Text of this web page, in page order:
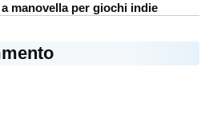
manovella per giochi indie